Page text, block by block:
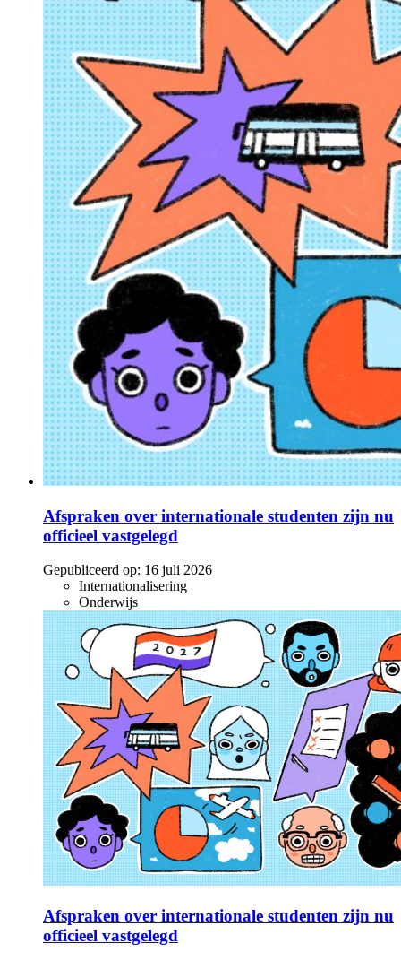
Afspraken over internationale studenten zijn nu
officieel vastgelegd
Gepubliceerd op: 16 juli 2026
Internationalisering
Onderwijs
Afspraken over internationale studenten zijn nu
officieel vastgelegd